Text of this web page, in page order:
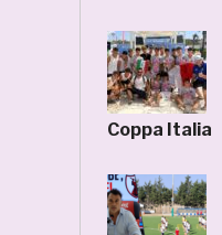
Coppa Italia